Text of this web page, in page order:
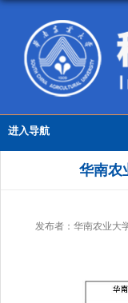
进入导航
华南农
发布者：华南农业大